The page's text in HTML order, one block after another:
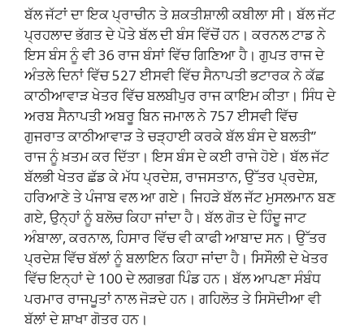
ਬੱਲ ਜੱਟਾਂ ਦਾ ਇਕ ਪ੍ਰਾਚੀਨ ਤੇ ਸ਼ਕਤੀਸ਼ਾਲੀ ਕਬੀਲਾ ਸੀ। ਬੱਲ ਜੱਟ
ਪ੍ਰਹਲਾਦ ਭੱਗਤ ਦੇ ਪੋਤੇ ਬੱਲ ਦੀ ਬੰਸ ਵਿੱਚੋਂ ਹਨ। ਕਰਨਲ ਟਾਡ ਨੇ
ਇਸ ਬੰਸ ਨੂੰ ਵੀ 36 ਰਾਜ ਬੰਸਾਂ ਵਿੱਚ ਗਿਣਿਆ ਹੈ। ਗੁਪਤ ਰਾਜ ਦੇ
ਅੰਤਲੇ ਦਿਨਾਂ ਵਿੱਚ 527 ਈਸਵੀ ਵਿੱਚ ਸੈਨਾਪਤੀ ਭਟਾਰਕ ਨੇ ਕੱਛ
ਕਾਠੀਆਵਾੜ ਖੇਤਰ ਵਿੱਚ ਬਲਬੀਪੁਰ ਰਾਜ ਕਾਇਮ ਕੀਤਾ। ਸਿੰਧ ਦੇ
ਅਰਬ ਸੈਨਾਪਤੀ ਅਬਰੂ ਬਿਨ ਜਮਾਲ ਨੇ 757 ਈਸਵੀ ਵਿੱਚ
ਗੁਜਰਾਤ ਕਾਠੀਆਵਾੜ ਤੇ ਚੜ੍ਹਾਈ ਕਰਕੇ ਬੱਲ ਬੰਸ ਦੇ ਬਲਤੀ”
ਰਾਜ ਨੂੰ ਖ਼ਤਮ ਕਰ ਦਿੱਤਾ। ਇਸ ਬੰਸ ਦੇ ਕਈ ਰਾਜੇ ਹੋਏ। ਬੱਲ ਜੱਟ
ਬੱਲਭੀ ਖੇਤਰ ਛੱਡ ਕੇ ਮੱਧ ਪ੍ਰਦੇਸ਼, ਰਾਜਸਤਾਨ, ਉੱਤਰ ਪ੍ਰਦੇਸ਼,
ਹਰਿਆਣੇ ਤੇ ਪੰਜਾਬ ਵਲ ਆ ਗਏ। ਜਿਹੜੇ ਬੱਲ ਜੱਟ ਮੁਸਲਮਾਨ ਬਣ
ਗਏ, ਉਨ੍ਹਾਂ ਨੂੰ ਬਲੋਚ ਕਿਹਾ ਜਾਂਦਾ ਹੈ। ਬੱਲ ਗੋਤ ਦੇ ਹਿੰਦੂ ਜਾਟ
ਅੰਬਾਲਾ, ਕਰਨਾਲ, ਹਿਸਾਰ ਵਿੱਚ ਵੀ ਕਾਫੀ ਆਬਾਦ ਸਨ। ਉੱਤਰ
ਪ੍ਰਦੇਸ਼ ਵਿੱਚ ਬੱਲਾਂ ਨੂੰ ਬਲਾਇਨ ਕਿਹਾ ਜਾਂਦਾ ਹੈ। ਸਿਸੌਲੀ ਦੇ ਖੇਤਰ
ਵਿੱਚ ਇਨ੍ਹਾਂ ਦੇ 100 ਦੇ ਲਗਭਗ ਪਿੰਡ ਹਨ। ਬੱਲ ਆਪਣਾ ਸੰਬੰਧ
ਪਰਮਾਰ ਰਾਜਪੂਤਾਂ ਨਾਲ ਜੋੜਦੇ ਹਨ। ਗਹਿਲੋਤ ਤੇ ਸਿਸੋਦੀਆ ਵੀ
ਬੱਲਾਂ ਦੇ ਸ਼ਾਖਾ ਗੋਤਰ ਹਨ।